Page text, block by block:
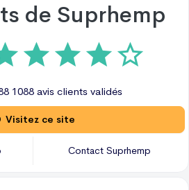
de Suprhemp
1088 avis clients validés
Visitez ce site
Contact Suprhemp